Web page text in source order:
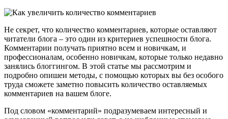
Не секрет, что количество комментариев, которые оставляют
читатели блога – это один из критериев успешности блога.
Комментарии получать приятно всем и новичкам, и
профессионалам, особенно новичкам, которые только недавно
занялись блоггингом. В этой статье мы рассмотрим и
подробно опишеи методы, с помощью которых вы без особого
труда сможете заметно повысить количество оставляемых
комментариев на вашем блоге.
Под словом «комментарий» подразумеваем интересный и